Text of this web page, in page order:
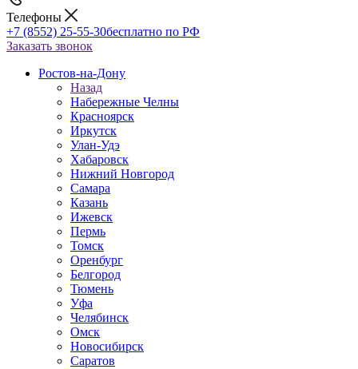
Телефоны
+7 (8552) 25-55-30бесплатно по РФ
Заказать звонок
Ростов-на-Дону
Назад
Набережные Челны
Красноярск
Иркутск
Улан-Удэ
Хабаровск
Нижний Новгород
Самара
Казань
Ижевск
Пермь
Томск
Оренбург
Белгород
Тюмень
Уфа
Челябинск
Омск
Новосибирск
Саратов